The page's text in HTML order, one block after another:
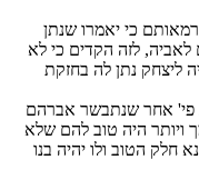
כי יאמרו שנתן
לזה הקדים כי לא
ליצחק נתן לה בחזקת
פי' אחר שנתבשר אברהם
ויותר היה טוב להם שלא
חלק הטוב ולו יהיה בנו